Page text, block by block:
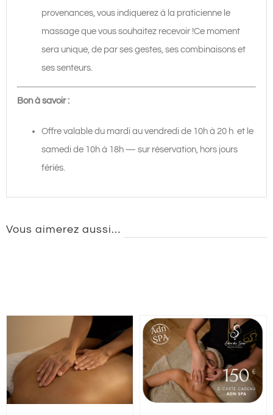
provenances, vous indiquerez à la praticienne le
massage que vous souhaitez recevoir !Ce moment
sera unique, de par ses gestes, ses combinaisons et
ses senteurs.
Bon à savoir :
Offre valable du mardi au vendredi de 10h à 20 h et le
samedi de 10h à 18h — sur réservation, hors jours
fériés.
Vous aimerez aussi…